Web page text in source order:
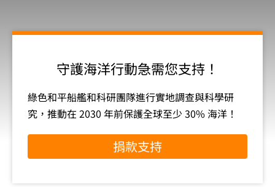
守護海洋行動急需您支持！
綠色和平船艦和科研團隊進行實地調查與科學研
究，推動在 2030 年前保護全球至少 30% 海洋！
捐款支持